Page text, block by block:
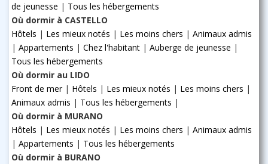
de jeunesse | Tous les hébergements
Où dormir à CASTELLO
Hôtels | Les mieux notés | Les moins chers | Animaux admis
| Appartements | Chez l'habitant | Auberge de jeunesse |
Tous les hébergements
Où dormir au LIDO
Front de mer| Hôtels | Les mieux notés | Les moins chers |
Animaux admis | Tous les hébergements |
Où dormir à MURANO
Hôtels | Les mieux notés | Les moins chers | Animaux admis
| Appartements | Tous les hébergements
Où dormir à BURANO